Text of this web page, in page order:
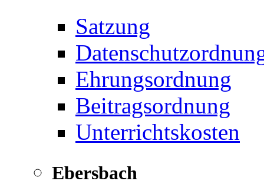
Satzung
Ehrungsordnung
Beitragsordnung
Unterrichtskosten
Ebersbach